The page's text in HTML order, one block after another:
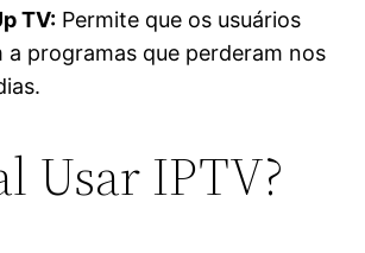
TV: Permite que os usuários
a programas que perderam nos
Usar IPTV?